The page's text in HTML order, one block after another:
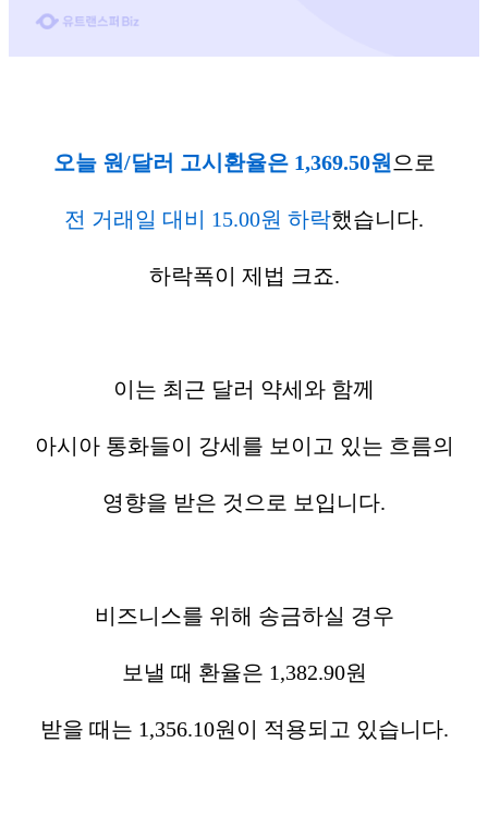
오늘 원/달러 고시환율은 1,369.50원 으로
전 거래일 대비 15.00원 하락했습니다.
하락폭이 제법 크죠.
이는 최근 달러 약세와 함께
아시아 통화들이 강세를 보이고 있는 흐름의
영향을 받은 것으로 보입니다.
비즈니스를 위해 송금하실 경우
보낼 때 환율은 1,382.90원
받을 때는 1,356.10원이 적용되고 있습니다.